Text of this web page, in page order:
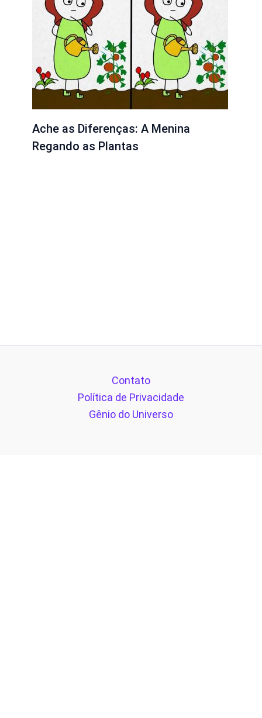
Ache as Diferenças: A Menina
Regando as Plantas
Contato
Política de Privacidade
Gênio do Universo